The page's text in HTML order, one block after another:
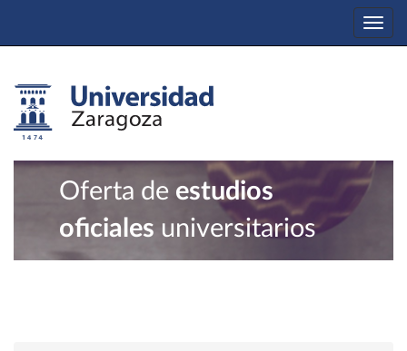
Oferta de estudios
oficiales universitarios